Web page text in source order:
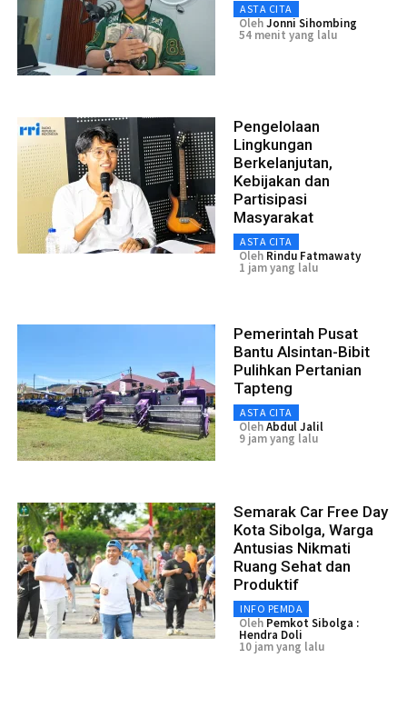
ASTA CITA
OlehJonni Sihombing
54 menit yang lalu
Pengelolaan
Lingkungan
Berkelanjutan,
Kebijakan dan
Partisipasi
Masyarakat
ASTA CITA
Oleh Rindu Fatmawaty
1 jam yang lalu
Pemerintah Pusat
Bantu Alsintan-Bibit
Pulihkan Pertanian
Tapteng
ASTA CITA
OlehAbdul Jalil
9 jam yang lalu
Semarak Car Free Day
Kota Sibolga, Warga
Antusias Nikmati
Ruang Sehat dan
Produktif
INFO PEMDA
Oleh Pemkot Sibolga :
Hendra Doli
10 jam yang lalu